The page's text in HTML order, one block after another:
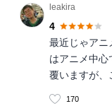
leakira
4
最近じゃアニ
はアニメ中心
覆いますが、
170